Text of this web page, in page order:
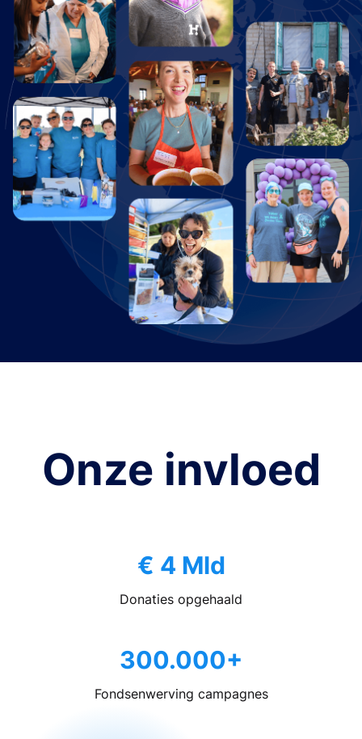
Onze invloed
€ 4 Mld
Donaties opgehaald
300.000+
Fondsenwerving campagnes